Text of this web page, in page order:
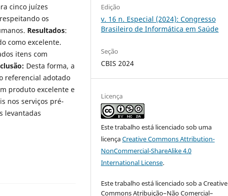
cinco juízes
os
Resultados:
como excelente.
itens com
Desta forma, a
referencial adotado
produto excelente e
nos serviços pré-
levantadas
Edição
v. 16 n. Especial (2024): Congresso
Brasileiro de Informática em Saúde
Seção
CBIS 2024
Licença
Este trabalho está licenciado sob uma
licençaCreative Commons Attribution-
NonCommercial-ShareAlike 4.0
International License.
Este trabalho está licenciado sob a Creative
Commons Atribuição–Não Comercial–